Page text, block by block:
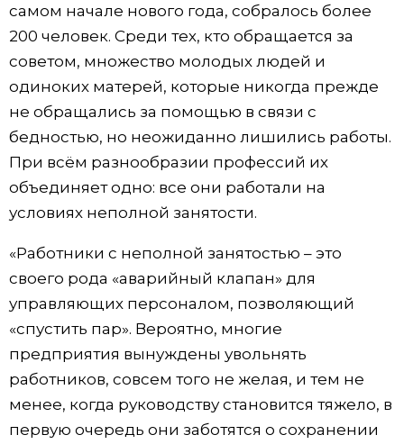
самом начале нового года, собралось более
200 человек. Среди тех, кто обращается за
советом, множество молодых людей и
одиноких матерей, которые никогда прежде
не обращались за помощью в связи с
бедностью, но неожиданно лишились работы.
При всём разнообразии профессий их
объединяет одно: все они работали на
условиях неполной занятости.
«Работники с неполной занятостью – это
своего рода «аварийный клапан» для
управляющих персоналом, позволяющий
«спустить пар». Вероятно, многие
предприятия вынуждены увольнять
работников, совсем того не желая, и тем не
менее, когда руководству становится тяжело, в
первую очередь они заботятся о сохранении